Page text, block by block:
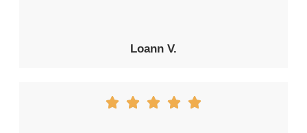
Loann V.